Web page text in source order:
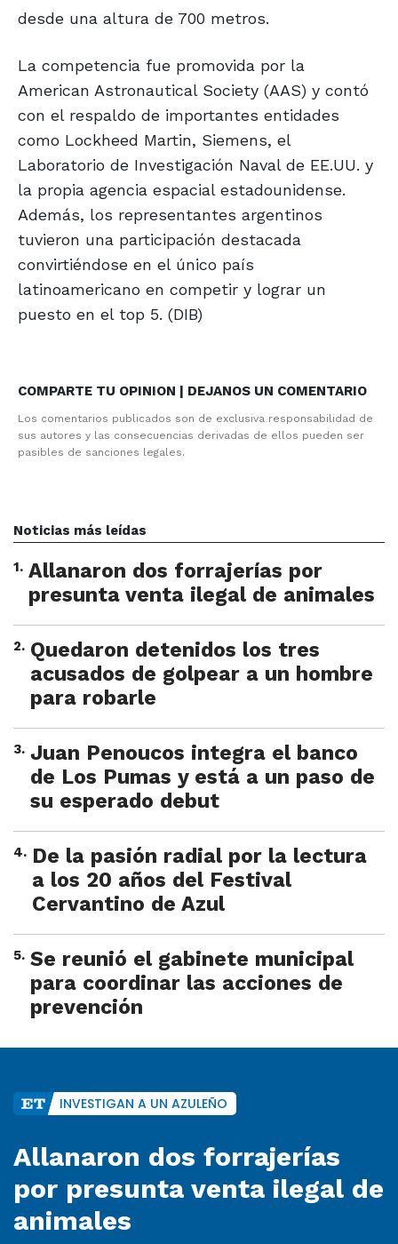
desde una altura de 700 metros.
La competencia fue promovida por la
American Astronautical Society (AAS) y contó
con el respaldo de importantes entidades
como Lockheed Martin, Siemens, el
Laboratorio de Investigación Naval de EE.UU. y
la propia agencia espacial estadounidense.
Además, los representantes argentinos
tuvieron una participación destacada
convirtiéndose en el único país
latinoamericano en competir y lograr un
puesto en el top 5. (DIB)
COMPARTE TU OPINION | DEJANOS UN COMENTARIO
Los comentarios publicados son de exclusiva responsabilidad de
sus autores y las consecuencias derivadas de ellos pueden ser
pasibles de sanciones legales.
Noticias más leídas
1. Allanaron dos forrajerías por
presunta venta ilegal de animales
2. Quedaron detenidos los tres
acusados de golpear a un hombre
para robarle
3. Juan Penoucos integra el banco
de Los Pumas y está a un paso de
su esperado debut
4. De la pasión radial por la lectura
a los 20 años del Festival
Cervantino de Azul
5. Se reunió el gabinete municipal
para coordinar las acciones de
prevención
INVESTIGAN A UN AZULEÑO
Allanaron dos forrajerías
por presunta venta ilegal de
animales